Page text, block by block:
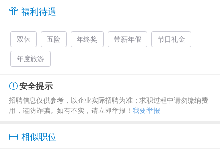
福利待遇
双休 五险 年终奖 带薪年假 节日礼金
年度旅游
安全提示
招聘信息仅供参考，以企业实际招聘为准；求职过程中请勿缴纳费
用，谨防诈骗。如有不实，请立即举报！ 我要举报
相似职位